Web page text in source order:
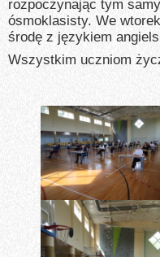
rozpoczynając tym
ósmoklasisty. We
środę z językiem
Wszystkim uczniom